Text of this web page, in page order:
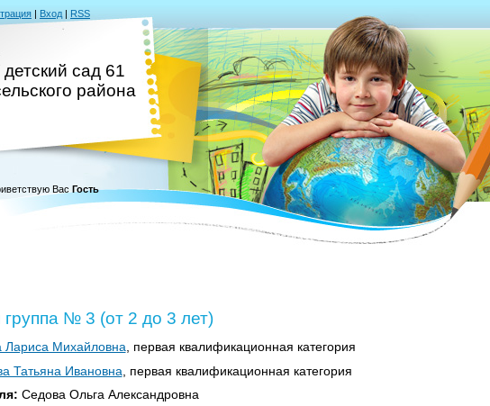
| Вход | RSS
сад 61
района
Вас Гость
№ 3 (от 2 до 3 лет)
Лариса Михайловна , первая квалификационная категория
Татьяна Ивановна , первая квалификационная категория
Седова Ольга Александровна